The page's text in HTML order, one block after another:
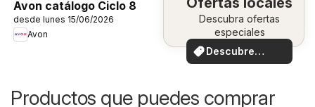
Avon catálogo Ciclo 8
desde lunes 15/06/2026
Avon
Descubra ofertas
especiales
Descubre
ofertas
Productos que puedes comprar